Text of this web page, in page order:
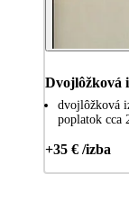
Dvojlôžková
dvojlôžková
poplatok cca
+35 € /izba